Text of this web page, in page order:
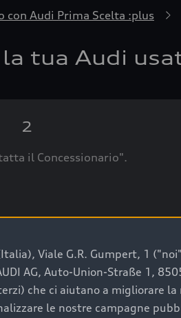
con Audi Prima Scelta :plus
tua Audi
2
il Concessionario".
Audi
Viale G.R. Gumpert, 1
AG, Auto-Union-Straße 1,
che ci aiutano a migliorare la
le nostre campagne